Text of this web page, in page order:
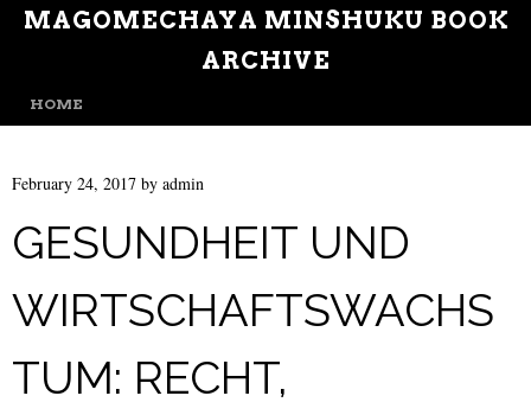
MAGOMECHAYA MINSHUKU BOOK
ARCHIVE
MENU
SKIP TO CONTENT
HOME
February 24, 2017 by admin
GESUNDHEIT UND
WIRTSCHAFTSWACHS
TUM: RECHT,